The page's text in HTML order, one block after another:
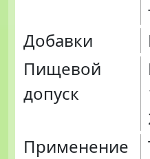
Добавки
Пищевой
допуск
Применение